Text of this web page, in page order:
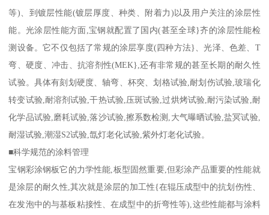
等)、到镀层性能(镀层厚度、种类、附着力)以及用户关注的涂层性
能。光涂层性能方面,宝钢就配置了国内(甚至全球}齐的涂层性能检
测设备。它不仅包括了常规的涂层享度(四种方法}、光泽、色差、T
弯、硬度、冲击、抗溶剂性(MEK},还有非常规的甚至长期的耐久性
试验。具体有刻划硬度、轴弯、杯突、划格试验,耐划伤试验,玻瑞化
转变试验,耐溶剂试验,干热试验,压斑试验,过烘烤试验,耐污染试验,耐
化学品试验,磨耗试验,落沙试验,擦系数检测,大气曝晒试验,盐冥试验,
耐湿试验,潮湿S2试验,氙灯老化试验,紫外灯老化试验。
■科学规范的涂料管理
宝钢彩涂钢板它的力学性能,板型固然重要,但彩涂产品重要的性能就
是涂层的耐久性,其次就是涂层的加工性{在辊压成型中的抗划伤性、
在发泡中的与基板粘接性、在成型中的折弯性等),这些性能都与涂料